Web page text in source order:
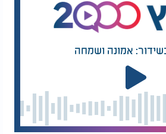
אמונה ושמחה